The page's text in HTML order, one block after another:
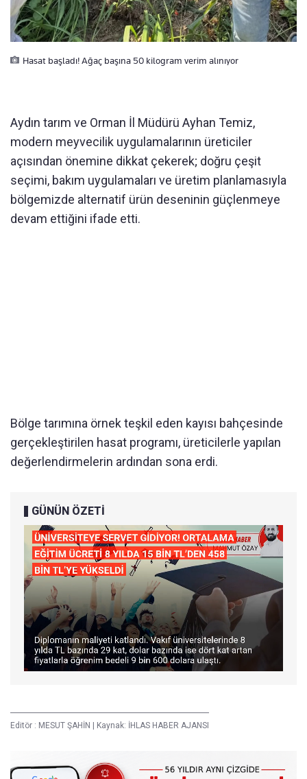
Hasat başladı! Ağaç başına 50 kilogram verim alınıyor
Aydın tarım ve Orman İl Müdürü Ayhan Temiz,
modern meyvecilik uygulamalarının üreticiler
açısından önemine dikkat çekerek; doğru çeşit
seçimi, bakım uygulamaları ve üretim planlamasıyla
bölgemizde alternatif ürün deseninin güçlenmeye
devam ettiğini ifade etti.
Bölge tarımına örnek teşkil eden kayısı bahçesinde
gerçekleştirilen hasat programı, üreticilerle yapılan
değerlendirmelerin ardından sona erdi.
GÜNÜN ÖZETİ
Editör : MESUT ŞAHİN | Kaynak: İHLAS HABER AJANSI